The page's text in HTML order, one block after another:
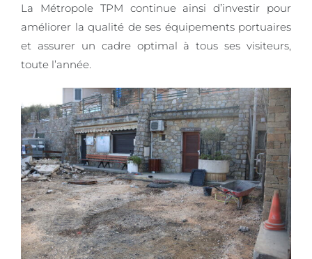
La Métropole TPM continue ainsi d’investir pour
améliorer la qualité de ses équipements portuaires
et assurer un cadre optimal à tous ses visiteurs,
toute l’année.